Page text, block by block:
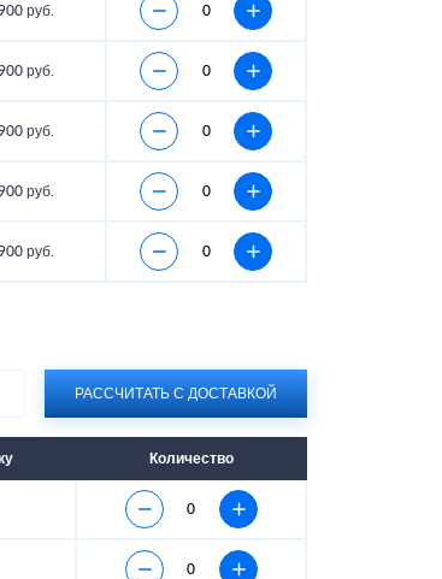
руб.
руб.
руб.
руб.
руб.
РАССЧИТАТЬ С ДОСТАВКОЙ
Количество